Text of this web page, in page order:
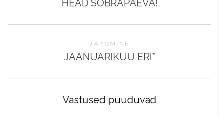
HEAD SÕBRAPÄEVA!
JÄRGMINE
JAANUARIKUU ERI*
Vastused puuduvad